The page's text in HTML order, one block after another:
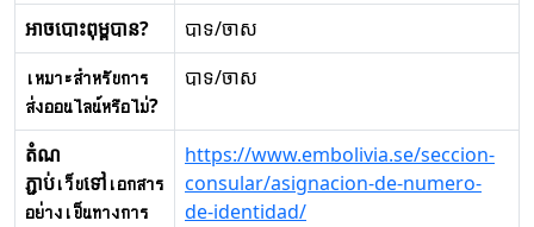
អាចបោះពុម្ពបាន?
បាទ/ចាស
เหมาะสำหรับการ
ส่งออนไลน์หรือไม่?
បាទ/ចាស
តំណ
ភ្ជាប់เว็บទៅเอกสาร
อย่างเป็นทางการ
https://www.embolivia.se/seccion-
consular/asignacion-de-numero-
de-identidad/